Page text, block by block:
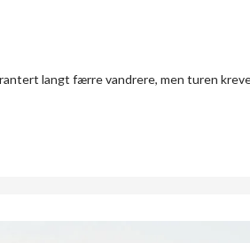
langt færre vandrere, men turen